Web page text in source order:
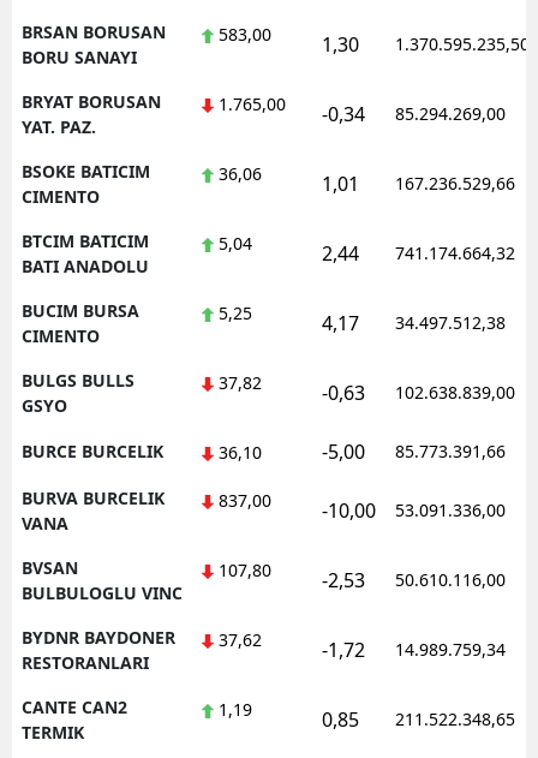
BRSAN BORUSAN
BORU SANAYI
583,00 1,30 1.370.595.235,50
BRYAT BORUSAN
YAT. PAZ.
1.765,00 -0,34 85.294.269,00
BSOKE BATICIM
CIMENTO
36,06 1,01 167.236.529,66
BTCIM BATICIM
BATI ANADOLU
5,04 2,44 741.174.664,32
BUCIM BURSA
CIMENTO
5,25 4,17 34.497.512,38
BULGS BULLS
GSYO
37,82 -0,63 102.638.839,00
BURCE BURCELIK 36,10 -5,00 85.773.391,66
BURVA BURCELIK
VANA
837,00 -10,00 53.091.336,00
BVSAN
BULBULOGLU VINC
107,80 -2,53 50.610.116,00
BYDNR BAYDONER
RESTORANLARI
37,62 -1,72 14.989.759,34
CANTE CAN2
TERMIK
1,19 0,85 211.522.348,65